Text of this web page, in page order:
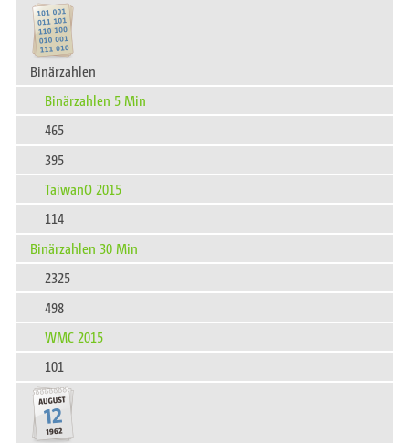
Binärzahlen
Binärzahlen 5 Min
465
395
TaiwanO 2015
114
Binärzahlen 30 Min
2325
498
WMC 2015
101